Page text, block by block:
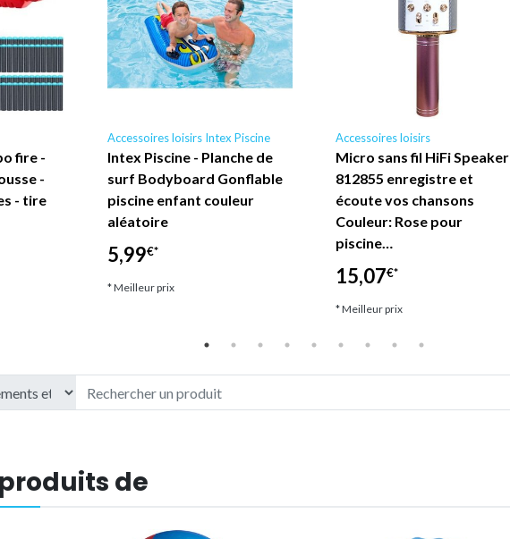
fire -
-
- tire
Accessoires loisirs Intex Piscine
Intex Piscine - Planche de
surf Bodyboard Gonflable
piscine enfant couleur
aléatoire
5,99€*
* Meilleur prix
Accessoires loisirs
Micro sans fil HiFi Speaker
812855 enregistre et
écoute vos chansons
Couleur: Rose pour
piscine…
15,07€*
* Meilleur prix
de